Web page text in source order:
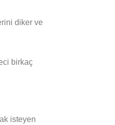
diker ve
birkaç
isteyen